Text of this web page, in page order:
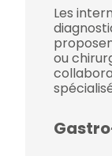
Les
ou